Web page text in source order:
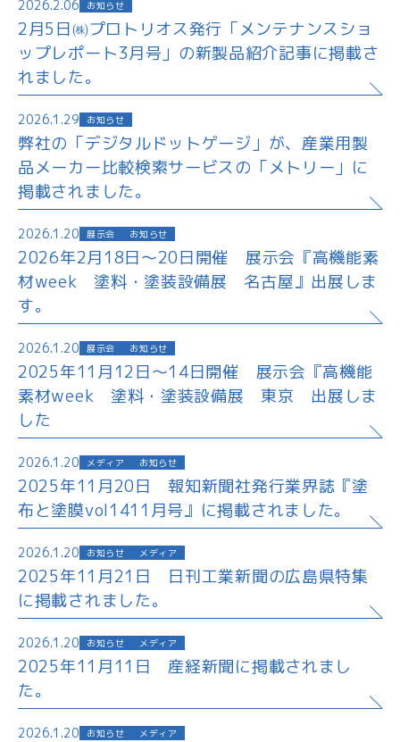
2026.2.06 お知らせ
2月5日㈱プロトリオス発行「メンテナンスショ
ップレポート3月号」の新製品紹介記事に掲載さ
れました。
2026.1.29 お知らせ
弊社の「デジタルドットゲージ」が、産業用製
品メーカー比較検索サービスの「メトリー」に
掲載されました。
2026.1.20 展示会 お知らせ
2026年2月18日～20日開催 展示会『高機能素
材week 塗料・塗装設備展 名古屋』出展しま
す。
2026.1.20 展示会 お知らせ
2025年11月12日～14日開催 展示会『高機能
素材week 塗料・塗装設備展 東京 出展しま
した
2026.1.20 メディア お知らせ
2025年11月20日 報知新聞社発行業界誌『塗
布と塗膜vol1411月号』に掲載されました。
2026.1.20 お知らせ メディア
2025年11月21日 日刊工業新聞の広島県特集
に掲載されました。
2026.1.20 お知らせ メディア
2025年11月11日 産経新聞に掲載されまし
た。
2026.1.20 お知らせ メディア